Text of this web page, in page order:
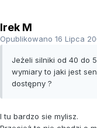
Irek M
Opublikowano 16 Lipca
Jeżeli silniki od 40 do
wymiary to jaki jest
dostępny ?
I tu bardzo sie mylisz.